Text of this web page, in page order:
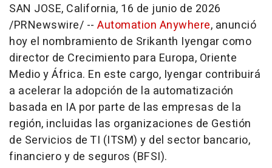
SAN JOSE, California, 16 de junio de 2026
/PRNewswire/ -- Automation Anywhere, anunció
hoy el nombramiento de Srikanth Iyengar como
director de Crecimiento para Europa, Oriente
Medio y África. En este cargo, Iyengar contribuirá
a acelerar la adopción de la automatización
basada en IA por parte de las empresas de la
región, incluidas las organizaciones de Gestión
de Servicios de TI (ITSM) y del sector bancario,
financiero y de seguros (BFSI).